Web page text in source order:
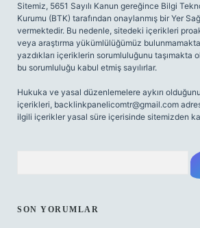
Sitemiz, 5651 Sayılı Kanun gereğince Bilgi
Kurumu (BTK) tarafından onaylanmış bir Yer
vermektedir. Bu nedenle, sitedeki içerikleri
veya araştırma yükümlülüğümüz
yazdıkları içeriklerin sorumluluğunu taşımakta
bu sorumluluğu kabul etmiş sayılırlar.
Hukuka ve yasal düzenlemelere aykırı
içerikleri, backlinkpanelicomtr@gmail.com
ilgili içerikler yasal süre içerisinde sitemizden
SON YORUMLAR